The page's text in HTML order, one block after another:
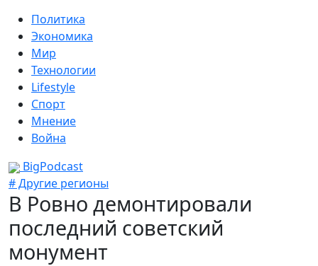
Политика
Экономика
Мир
Технологии
Lifestyle
Спорт
Мнение
Война
BigPodcast
# Другие регионы
В Ровно демонтировали
последний советский
монумент